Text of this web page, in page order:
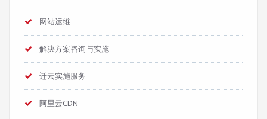
网站运维
解决方案咨询与实施
迁云实施服务
阿里云CDN